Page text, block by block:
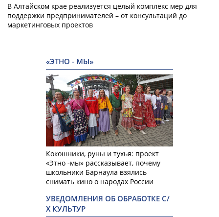
В Алтайском крае реализуется целый комплекс мер для
поддержки предпринимателей – от консультаций до
маркетинговых проектов
«ЭТНО - МЫ»
Кокошники, руны и тухья: проект
«Этно -мы» рассказывает, почему
школьники Барнаула взялись
снимать кино о народах России
УВЕДОМЛЕНИЯ ОБ ОБРАБОТКЕ С/
Х КУЛЬТУР